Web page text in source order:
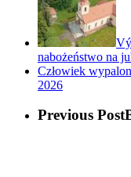
nabożeństwo na
Człowiek
2026
Previous Post